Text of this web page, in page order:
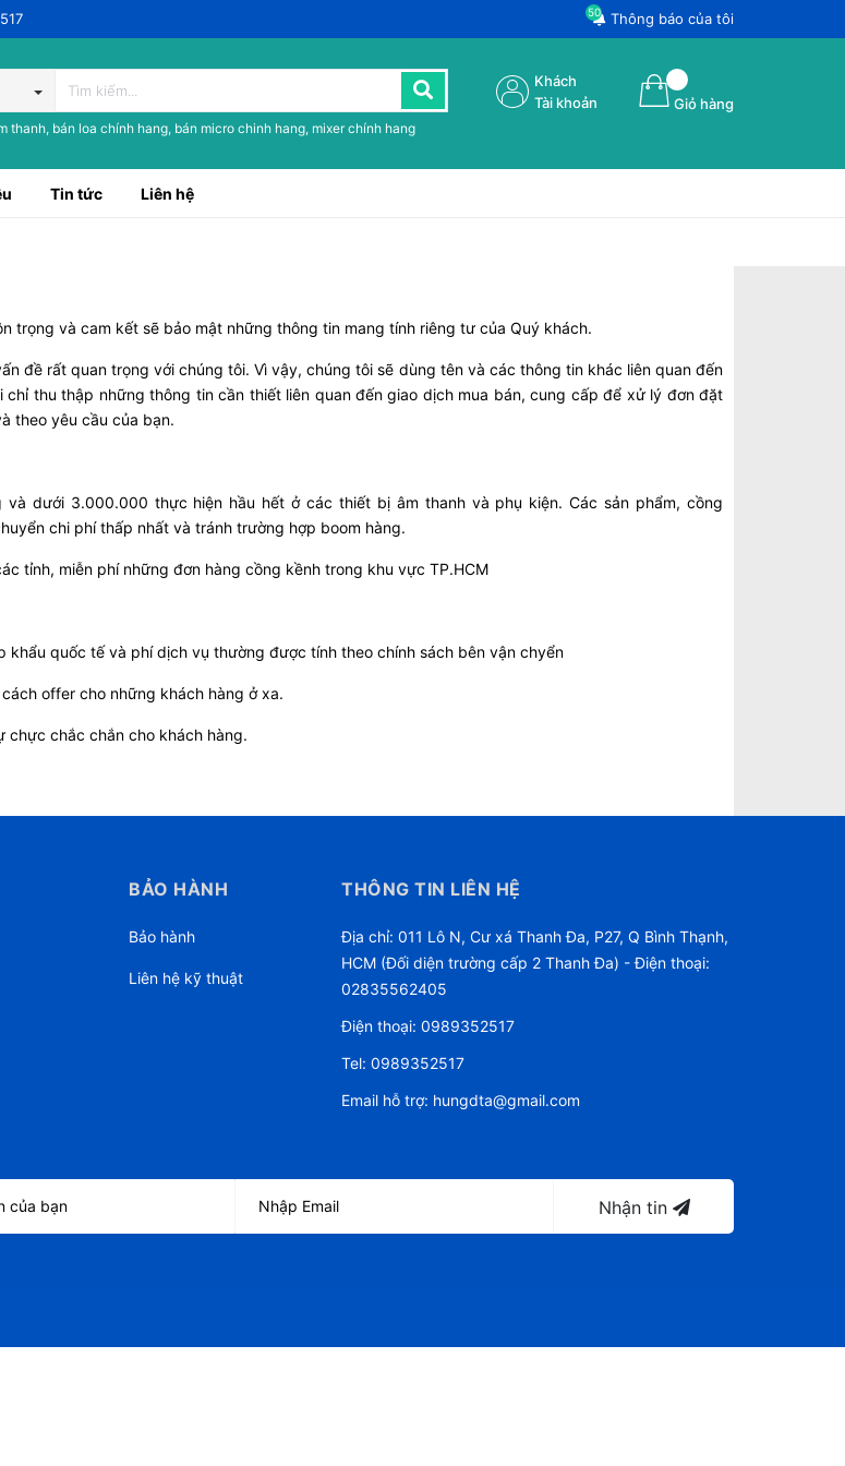
Thông báo của tôi
50
thanh, bán loa chính hang, bán micro chinh hang, mixer chính hang
Giỏ hàng
Khách
Tài khoản
Tin tức Liên hệ
trọng và cam kết sẽ bảo mật những thông tin mang tính riêng tư của Quý khách.
đề rất quan trọng với chúng tôi. Vì vậy, chúng tôi sẽ dùng tên và các thông tin khác liên quan đến
thu thập những thông tin cần thiết liên quan đến giao dịch mua bán, cung cấp để xử lý đơn đặt
theo yêu cầu của bạn.
dưới 3.000.000 thực hiện hầu hết ở các thiết bị âm thanh và phụ kiện. Các sản phẩm, cồng
chi phí thấp nhất và tránh trường hợp boom hàng.
tỉnh, miễn phí những đơn hàng cồng kềnh trong khu vực TP.HCM
quốc tế và phí dịch vụ thường được tính theo chính sách bên vận chyển
offer cho những khách hàng ở xa.
chực chắc chắn cho khách hàng.
BẢO HÀNH
Bảo hành
Liên hệ kỹ thuật
THÔNG TIN LIÊN HỆ
Địa chỉ: 011 Lô N, Cư xá Thanh Đa, P27, Q Bình Thạnh,
HCM (Đối diện trường cấp 2 Thanh Đa) - Điện thoại:
02835562405
Điện thoại: 0989352517
Tel: 0989352517
Email hỗ trợ: hungdta@gmail.com
Nhận tin